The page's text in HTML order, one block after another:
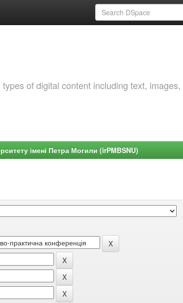
of digital content including text, images,
імені Петра Могили (irPMBSNU)